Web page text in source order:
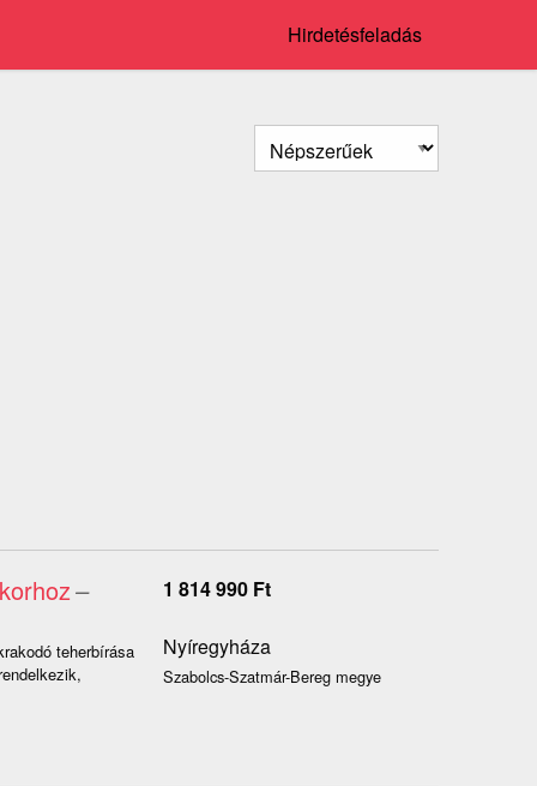
Hirdetésfeladás
–
teherbírása
1 814 990 Ft
Nyíregyháza
Szabolcs-Szatmár-Bereg megye